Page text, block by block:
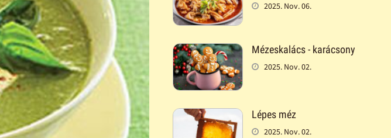
2025. Nov. 06.
Mézeskalács - karácsony
2025. Nov. 02.
Lépes méz
2025. Nov. 02.